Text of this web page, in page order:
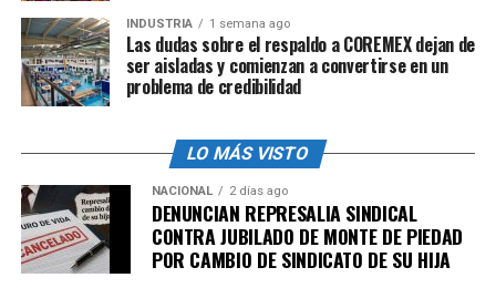
otros países centroamericanos llega a ser hasta el 20%.
admin
INDUSTRIA 1 semana ago
Las dudas sobre el respaldo a COREMEX dejan de
ser aisladas y comienzan a convertirse en un
problema de credibilidad
LO MÁS VISTO
NACIONAL 2 días ago
DENUNCIAN REPRESALIA SINDICAL
CONTRA JUBILADO DE MONTE DE PIEDAD
POR CAMBIO DE SINDICATO DE SU HIJA